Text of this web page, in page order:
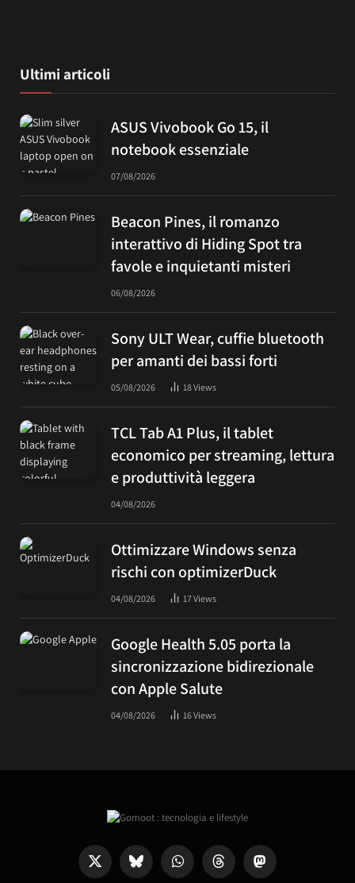
Ultimi articoli
ASUS Vivobook Go 15, il
notebook essenziale
07/08/2026
Beacon Pines, il romanzo
interattivo di Hiding Spot tra
favole e inquietanti misteri
06/08/2026
Sony ULT Wear, cuffie bluetooth
per amanti dei bassi forti
05/08/2026 18Views
TCL Tab A1 Plus, il tablet
economico per streaming, lettura
e produttività leggera
04/08/2026
Ottimizzare Windows senza
rischi con optimizerDuck
04/08/2026 17Views
Google Health 5.05 porta la
sincronizzazione bidirezionale
con Apple Salute
04/08/2026 16Views
X
Bluesky WhatsAppThreads Mastodon